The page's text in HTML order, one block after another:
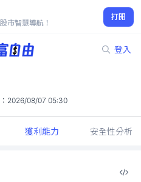
市智慧導航！
打開
登入
2026/08/07 05:30
獲利能力 安全性分析